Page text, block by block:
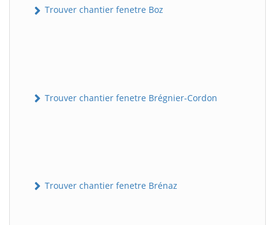
Trouver chantier fenetre Boz
Trouver chantier fenetre Brégnier-Cordon
Trouver chantier fenetre Brénaz